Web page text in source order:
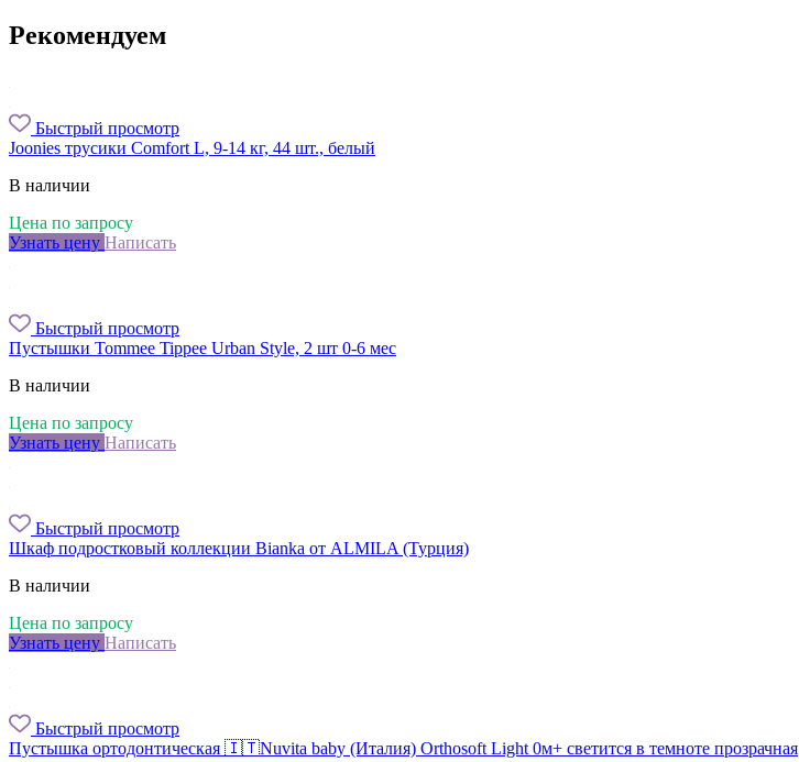
Рекомендуем
Быстрый просмотр
Joonies трусики Comfort L, 9-14 кг, 44 шт., белый
В наличии
Цена по запросу
Узнать цену Написать
Быстрый просмотр
Пустышки Tommee Tippee Urban Style, 2 шт 0-6 мес
В наличии
Цена по запросу
Узнать цену Написать
Быстрый просмотр
Шкаф подростковый коллекции Bianka от ALMILA (Турция)
В наличии
Цена по запросу
Узнать цену Написать
Быстрый просмотр
Пустышка ортодонтическая 🇮🇹Nuvita baby (Италия) Orthosoft Light 0м+ светится в темноте прозрачная